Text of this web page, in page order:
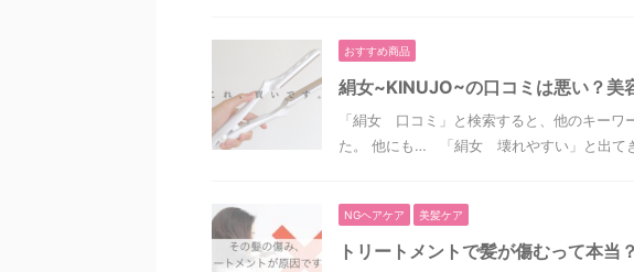
おすすめ商品
絹女~KINUJO~の口コミは悪い？美
「絹女 口コミ」と検索すると、他のキー
た。 他にも… 「絹女 壊れやすい」と出
NGヘアケア 美髪ケア
トリートメントで髪が傷むって本当